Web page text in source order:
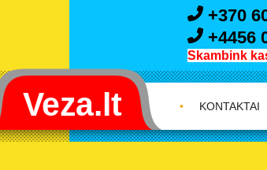
+370
+4456
Skambink
• KONTAKTAI